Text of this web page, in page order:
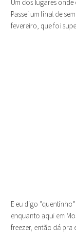
Um dos lugares onde
Passei um final de
fevereiro, que foi
E eu digo
enquanto aqui em
freezer, então dá pra